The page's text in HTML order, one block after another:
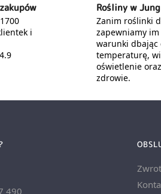
i
Rośliny w
Zanim roślinki
zapewniamy
warunki dbając
temperaturę,
oświetlenie
zdrowie.
490